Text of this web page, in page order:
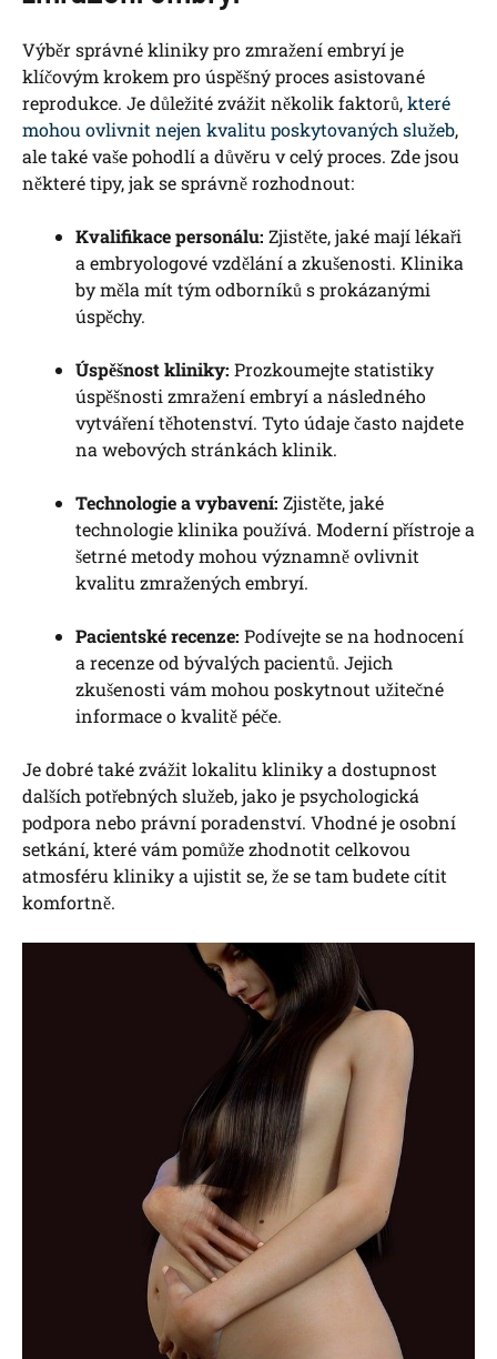
Výběr správné kliniky pro zmražení embryí je
klíčovým krokem pro úspěšný proces asistované
reprodukce. Je důležité zvážit několik faktorů,které
mohou ovlivnit nejen kvalitu poskytovaných služeb,
ale také vaše pohodlí a důvěru v celý proces. Zde jsou
některé tipy, jak se správně rozhodnout:
Kvalifikace personálu: Zjistěte, jaké mají lékaři
a embryologové vzdělání a zkušenosti. Klinika
by měla mít tým odborníků s prokázanými
úspěchy.
Úspěšnost kliniky: Prozkoumejte statistiky
úspěšnosti zmražení embryí a následného
vytváření těhotenství. Tyto údaje často najdete
na webových stránkách klinik.
Technologie a vybavení: Zjistěte, jaké
technologie klinika používá. Moderní přístroje a
šetrné metody mohou významně ovlivnit
kvalitu zmražených embryí.
Pacientské recenze: Podívejte se na hodnocení
a recenze od bývalých pacientů. Jejich
zkušenosti vám mohou poskytnout užitečné
informace o kvalitě péče.
Je dobré také zvážit lokalitu kliniky a dostupnost
dalších potřebných služeb, jako je psychologická
podpora nebo právní poradenství. Vhodné je osobní
setkání, které vám pomůže zhodnotit celkovou
atmosféru kliniky a ujistit se, že se tam budete cítit
komfortně.